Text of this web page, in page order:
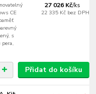
CE
s
27 026 Kč/ks
22 335 Kč bez DPH
Přidat do košíku